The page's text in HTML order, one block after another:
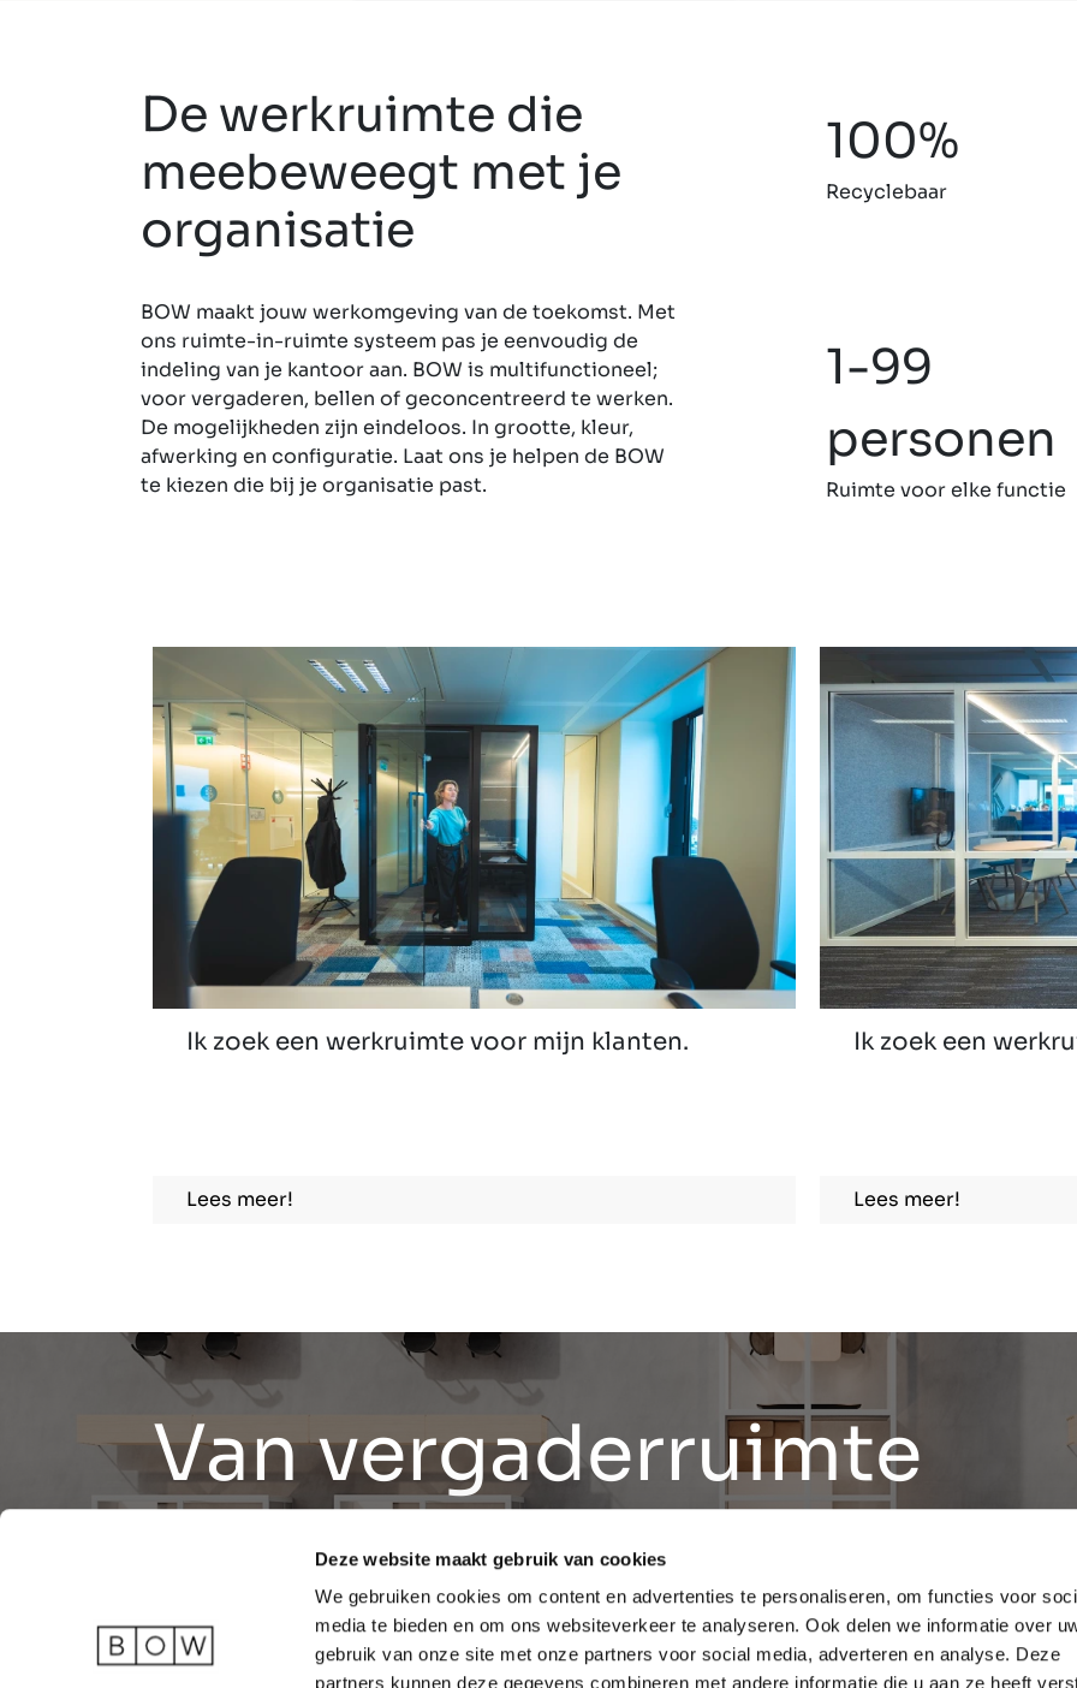
Deze website maakt gebruik van cookies
We gebruiken cookies om content en advertenties te personaliseren, om functies voor
media te bieden en om ons websiteverkeer te analyseren. Ook delen we informatie over
gebruik van onze site met onze partners voor social media, adverteren en analyse. Deze
partners kunnen deze gegevens combineren met andere informatie die u aan ze heeft
De werkruimte die
meebeweegt met je
organisatie
BOW maakt jouw werkomgeving van de toekomst. Met
ons ruimte-in-ruimte systeem pas je eenvoudig de
indeling van je kantoor aan. BOW is multifunctioneel;
voor vergaderen, bellen of geconcentreerd te werken.
De mogelijkheden zijn eindeloos. In grootte, kleur,
afwerking en configuratie. Laat ons je helpen de BOW
te kiezen die bij je organisatie past.
100%
Recyclebaar
1-99
personen
Ruimte voor elke functie
Ik zoek een werkruimte voor mijn klanten.
Lees meer!
Ik zoek een
Lees meer!
Van vergaderruimte
tot belbox en alles
daartussenin